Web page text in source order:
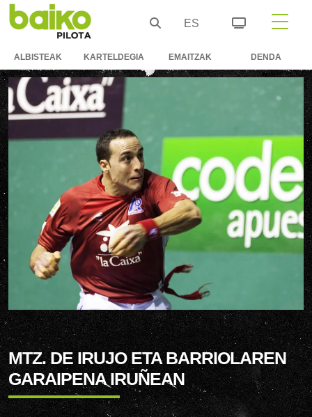
ES
ALBISTEAK KARTELDEGIA EMAITZAK DENDA
MTZ. DE IRUJO ETA BARRIOLAREN
GARAIPENA IRUÑEAN